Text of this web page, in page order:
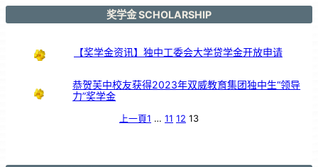
习
灾
奖学金 SCHOLARSHIP
【奖学金资讯】独中工委会大学贷学金开放申请
恭贺芙中校友获得2023年双威教育集团独中生“领导
力”奖学金
上一頁1 … 11 12 13